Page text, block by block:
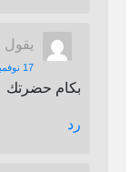
يقول
17 نوفمبر، 2021 الساعة 1:24 م
بكام حضرتك
رد